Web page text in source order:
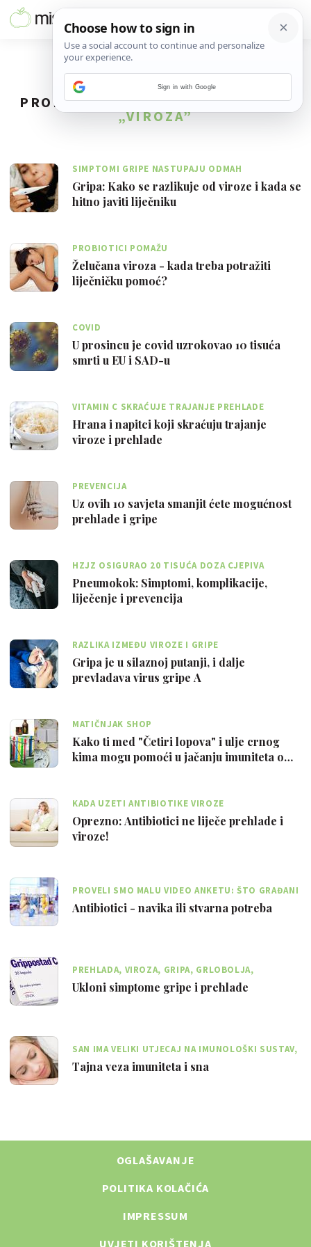
PRONAĐENO12REZULTATA ZA TAG
„VIROZA”
SIMPTOMI GRIPE NASTUPAJU ODMAH
Gripa: Kako se razlikuje od viroze i kada se
hitno javiti liječniku
PROBIOTICI POMAŽU
Želučana viroza - kada treba potražiti
liječničku pomoć?
COVID
U prosincu je covid uzrokovao 10 tisuća
smrti u EU i SAD-u
VITAMIN C SKRAĆUJE TRAJANJE PREHLADE
Hrana i napitci koji skraćuju trajanje
viroze i prehlade
PREVENCIJA
Uz ovih 10 savjeta smanjit ćete mogućnost
prehlade i gripe
HZJZ OSIGURAO 20 TISUĆA DOZA CJEPIVA
Pneumokok: Simptomi, komplikacije,
liječenje i prevencija
RAZLIKA IZMEĐU VIROZE I GRIPE
Gripa je u silaznoj putanji, i dalje
prevladava virus gripe A
MATIČNJAK SHOP
Kako ti med "Četiri lopova" i ulje crnog
kima mogu pomoći u jačanju imuniteta o…
KADA UZETI ANTIBIOTIKE VIROZE
Oprezno: Antibiotici ne liječe prehlade i
viroze!
PROVELI SMO MALU VIDEO ANKETU: ŠTO GRAĐANI
MISLE O ANTIBIOTICIMA?
Antibiotici - navika ili stvarna potreba
PREHLADA, VIROZA, GRIPA, GRLOBOLJA,
SINUSITIS – ZVUČI POZNATO U OVO DOBA
GODINE?
Ukloni simptome gripe i prehlade
SAN IMA VELIKI UTJECAJ NA IMUNOLOŠKI SUSTAV,
PAMĆENJE I EMOTIVNO STANJE
Tajna veza imuniteta i sna
OGLAŠAVANJE
POLITIKA KOLAČIĆA
IMPRESSUM
UVJETI KORIŠTENJA
Sign in with Google